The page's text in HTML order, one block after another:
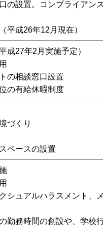
の設置。コンプライアン
平成26年12月現在）
成27年2月実施予定）
の相談窓口設置
の有給休暇制度
づくり
ペースの設置
シュアルハラスメント、
勤務時間の創設や、学校